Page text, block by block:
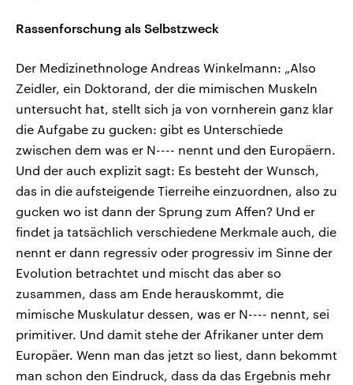
Rassenforschung als Selbstzweck
Der Medizinethnologe Andreas Winkelmann: „Also
Zeidler, ein Doktorand, der die mimischen Muskeln
untersucht hat, stellt sich ja von vornherein ganz klar
die Aufgabe zu gucken: gibt es Unterschiede
zwischen dem was er N---- nennt und den Europäern.
Und der auch explizit sagt: Es besteht der Wunsch,
das in die aufsteigende Tierreihe einzuordnen, also zu
gucken wo ist dann der Sprung zum Affen? Und er
findet ja tatsächlich verschiedene Merkmale auch, die
nennt er dann regressiv oder progressiv im Sinne der
Evolution betrachtet und mischt das aber so
zusammen, dass am Ende herauskommt, die
mimische Muskulatur dessen, was er N---- nennt, sei
primitiver. Und damit stehe der Afrikaner unter dem
Europäer. Wenn man das jetzt so liest, dann bekommt
man schon den Eindruck, dass da das Ergebnis mehr